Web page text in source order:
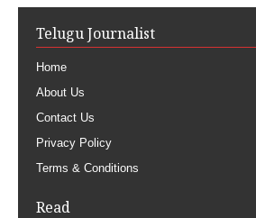
Telugu Journalist
Home
About Us
Contact Us
Privacy Policy
Terms & Conditions
Read